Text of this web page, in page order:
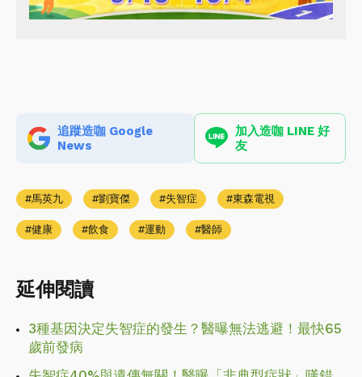
追蹤造咖 Google
News
加入造咖 LINE 好
友
馬英九 劉寶傑 失智症 東森電視
健康 飲食 運動 醫師
延伸閱讀
3種基因決定失智症的發生？醫曝無法逃避！最快65
歲前發病